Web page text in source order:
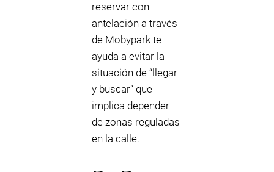
reservar con
antelación a través
de Mobypark te
ayuda a evitar la
situación de “llegar
y buscar” que
implica depender
de zonas reguladas
en la calle.